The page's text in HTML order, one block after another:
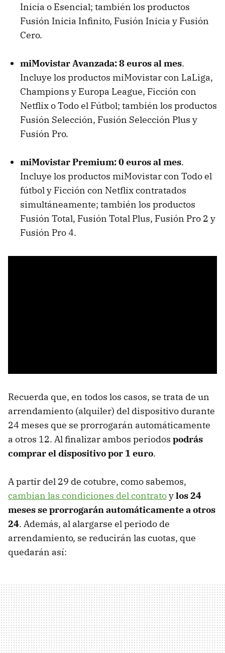
Inicia o Esencial; también los productos
Fusión Inicia Infinito, Fusión Inicia y Fusión
Cero.
miMovistar Avanzada: 8 euros al mes.
Incluye los productos miMovistar con LaLiga,
Champions y Europa League, Ficción con
Netflix o Todo el Fútbol; también los productos
Fusión Selección, Fusión Selección Plus y
Fusión Pro.
miMovistar Premium: 0 euros al mes.
Incluye los productos miMovistar con Todo el
fútbol y Ficción con Netflix contratados
simultáneamente; también los productos
Fusión Total, Fusión Total Plus, Fusión Pro 2 y
Fusión Pro 4.
Recuerda que, en todos los casos, se trata de un
arrendamiento (alquiler) del dispositivo durante
24 meses que se prorrogarán automáticamente
a otros 12. Al finalizar ambos periodos podrás
comprar el dispositivo por 1 euro.
A partir del 29 de cotubre, como sabemos,
cambian las condiciones del contratoylos 24
meses se prorrogarán automáticamente a otros
24. Además, al alargarse el periodo de
arrendamiento, se reducirán las cuotas, que
quedarán así: